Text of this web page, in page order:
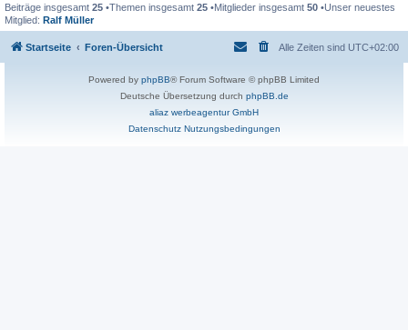
Beiträge insgesamt 25 •Themen insgesamt 25 •Mitglieder insgesamt 50 •Unser neuestes
Mitglied: Ralf Müller
Startseite Foren-Übersicht Alle Zeiten sind UTC+02:00
Powered by phpBB® Forum Software © phpBB Limited
Deutsche Übersetzung durch phpBB.de
aliaz werbeagentur GmbH
Datenschutz Nutzungsbedingungen